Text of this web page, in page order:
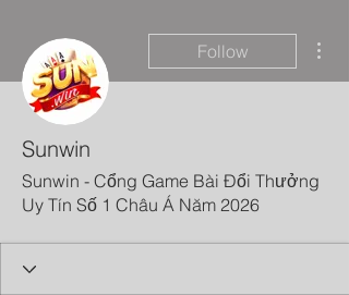
Follow
Sunwin
Sunwin - Cổng Game Bài Đổi Thưởng
Uy Tín Số 1 Châu Á Năm 2026